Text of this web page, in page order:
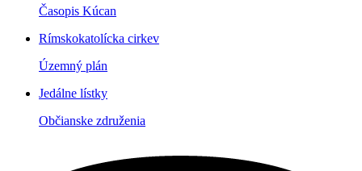
Časopis Kúcan
Rímskokatolícka cirkev
Územný plán
Jedálne lístky
Občianske združenia